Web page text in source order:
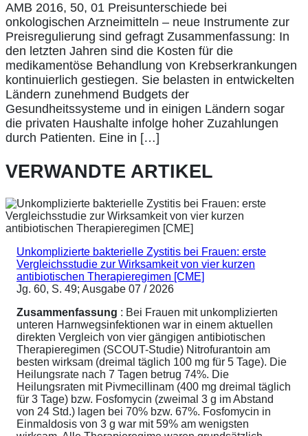
AMB 2016, 50, 01 Preisunterschiede bei
onkologischen Arzneimitteln – neue Instrumente zur
Preisregulierung sind gefragt Zusammenfassung: In
den letzten Jahren sind die Kosten für die
medikamentöse Behandlung von Krebserkrankungen
kontinuierlich gestiegen. Sie belasten in entwickelten
Ländern zunehmend Budgets der
Gesundheitssysteme und in einigen Ländern sogar
die privaten Haushalte infolge hoher Zuzahlungen
durch Patienten. Eine in […]
VERWANDTE ARTIKEL
Unkomplizierte bakterielle Zystitis bei Frauen: erste
Vergleichsstudie zur Wirksamkeit von vier kurzen
antibiotischen Therapieregimen [CME]
Jg. 60, S. 49; Ausgabe 07 / 2026
Zusammenfassung : Bei Frauen mit unkomplizierten
unteren Harnwegsinfektionen war in einem aktuellen
direkten Vergleich von vier gängigen antibiotischen
Therapieregimen (SCOUT-Studie) Nitrofurantoin am
besten wirksam (dreimal täglich 100 mg für 5 Tage). Die
Heilungsrate nach 7 Tagen betrug 74%. Die
Heilungsraten mit Pivmecillinam (400 mg dreimal täglich
für 3 Tage) bzw. Fosfomycin (zweimal 3 g im Abstand
von 24 Std.) lagen bei 70% bzw. 67%. Fosfomycin in
Einmaldosis von 3 g war mit 59% am wenigsten